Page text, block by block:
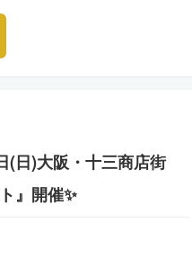
(日)大阪・十三商店街
』開催✨